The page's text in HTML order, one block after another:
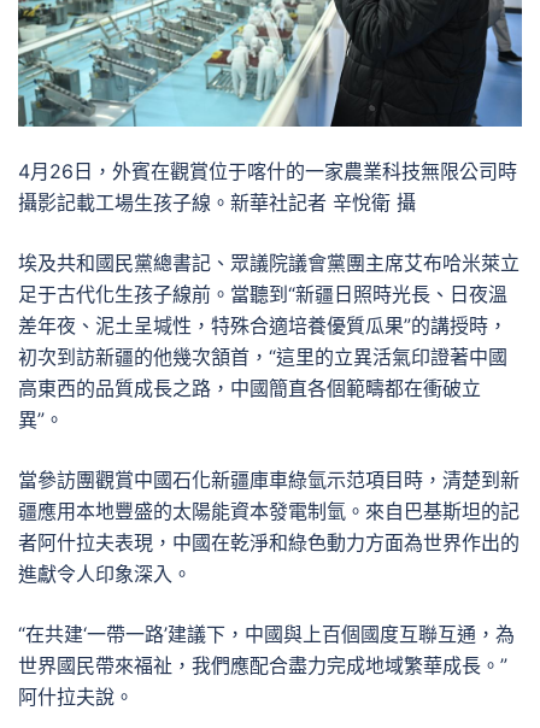
4月26日，外賓在觀賞位于喀什的一家農業科技無限公司時
攝影記載工場生孩子線。新華社記者 辛悅衛 攝
埃及共和國民黨總書記、眾議院議會黨團主席艾布哈米萊立
足于古代化生孩子線前。當聽到“新疆日照時光長、日夜溫
差年夜、泥土呈堿性，特殊合適培養優質瓜果”的講授時，
初次到訪新疆的他幾次頷首，“這里的立異活氣印證著中國
高東西的品質成長之路，中國簡直各個範疇都在衝破立
異”。
當參訪團觀賞中國石化新疆庫車綠氫示范項目時，清楚到新
疆應用本地豐盛的太陽能資本發電制氫。來自巴基斯坦的記
者阿什拉夫表現，中國在乾淨和綠色動力方面為世界作出的
進獻令人印象深入。
“在共建‘一帶一路’建議下，中國與上百個國度互聯互通，為
世界國民帶來福祉，我們應配合盡力完成地域繁華成長。”
阿什拉夫說。